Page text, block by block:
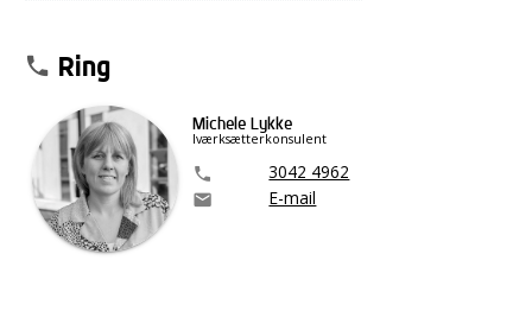
phone Ring
Michele Lykke
Iværksætterkonsulent
phone 3042 4962
email E-mail